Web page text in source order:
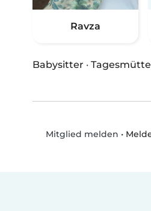
Ravza
Babysitter ·
Mitglied melden •